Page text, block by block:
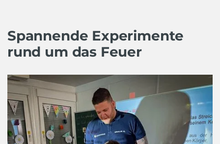
Spannende Experimente
rund um das Feuer